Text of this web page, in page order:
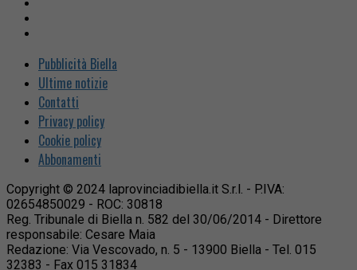
Pubblicità Biella
Ultime notizie
Contatti
Privacy policy
Cookie policy
Abbonamenti
Copyright © 2024 laprovinciadibiella.it S.r.l. - P.IVA:
02654850029 - ROC: 30818
Reg. Tribunale di Biella n. 582 del 30/06/2014 - Direttore
responsabile: Cesare Maia
Redazione: Via Vescovado, n. 5 - 13900 Biella - Tel. 015
32383 - Fax 015 31834